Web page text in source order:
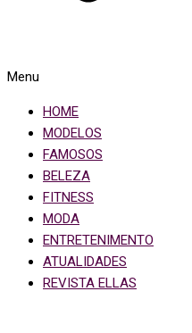
Menu
HOME
MODELOS
FAMOSOS
BELEZA
FITNESS
MODA
ENTRETENIMENTO
ATUALIDADES
REVISTA ELLAS